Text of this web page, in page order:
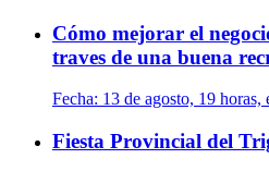
Cómo mejorar el
traves de una buena
Fecha: 13 de agosto, 19 horas,
Fiesta Provincial del